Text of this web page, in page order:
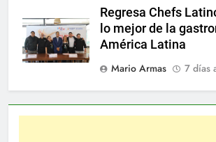
Regresa Chefs
lo mejor de la
América Latina
Mario Armas
7 días